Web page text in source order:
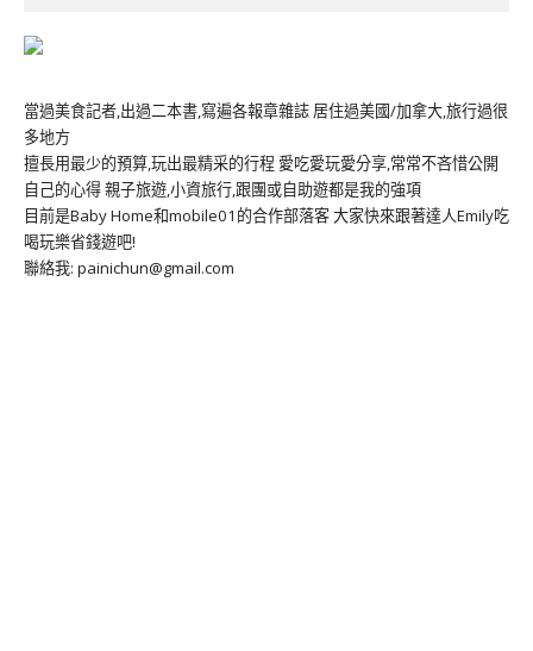
當過美食記者,出過二本書,寫遍各報章雜誌 居住過美國/加拿大,旅行過很
多地方
擅長用最少的預算,玩出最精采的行程 愛吃愛玩愛分享,常常不吝惜公開
自己的心得 親子旅遊,小資旅行,跟團或自助遊都是我的強項
目前是Baby Home和mobile01的合作部落客 大家快來跟著達人Emily吃
喝玩樂省錢遊吧!
聯絡我: painichun@gmail.com